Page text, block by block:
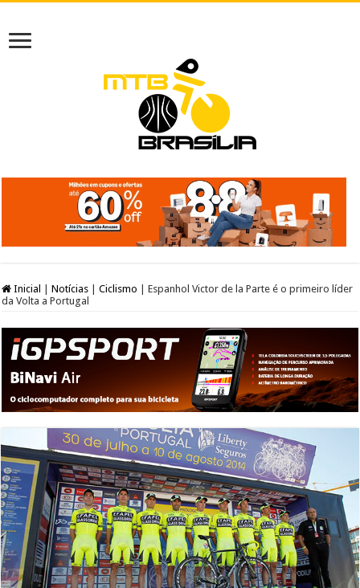
Inicial Notícias Ciclismo
Espanhol Victor de la Parte é o primeiro líder
da Volta a Portugal